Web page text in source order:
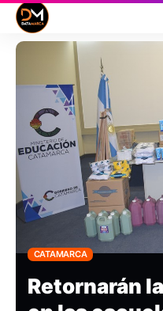
CATAMARCA
Retornarán